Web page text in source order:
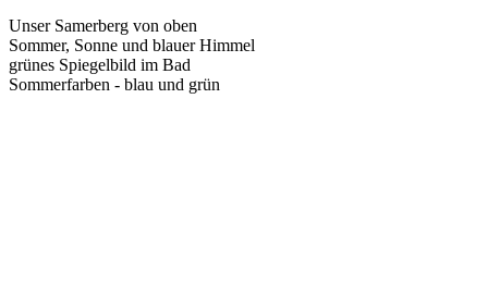
Unser Samerberg von oben
Sommer, Sonne und blauer Himmel
grünes Spiegelbild im Bad
Sommerfarben - blau und grün